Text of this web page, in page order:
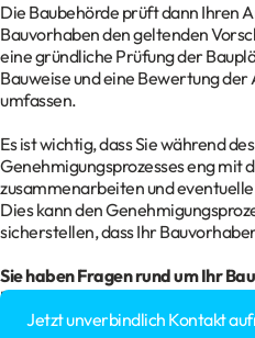
Die Baubehörde prüft dann Ihren
Bauvorhaben den geltenden
eine gründliche Prüfung der
Bauweise und eine Bewertung
umfassen.
Es ist wichtig, dass Sie während
Genehmigungsprozesses eng mit
zusammenarbeiten und
Dies kann den
sicherstellen, dass Ihr
Sie haben Fragen rund um Ihr
Baugenehmigung?
Jetzt unverbindlich Kontakt